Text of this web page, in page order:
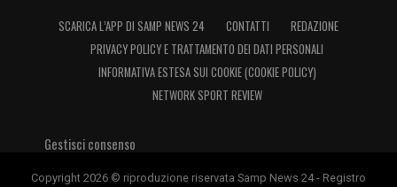
SCARICA L’APP DI SAMP NEWS 24 CONTATTI
REDAZIONE
PRIVACY POLICY E TRATTAMENTO DEI DATI PERSONALI
INFORMATIVA ESTESA SUI COOKIE (COOKIE POLICY)
NETWORK SPORT REVIEW
Gestisci consenso
Copyright 2026 © riproduzione riservata Samp News 24 - Registro